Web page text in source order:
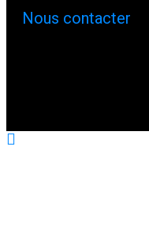
Nous contacter